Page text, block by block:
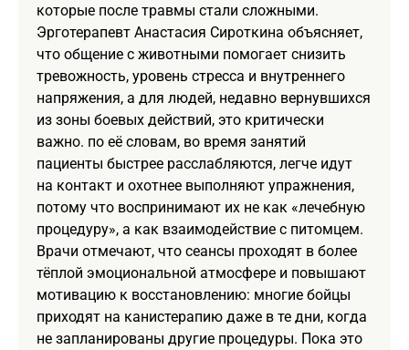
которые после травмы стали сложными.
Эрготерапевт Анастасия Сироткина объясняет,
что общение с животными помогает снизить
тревожность, уровень стресса и внутреннего
напряжения, а для людей, недавно вернувшихся
из зоны боевых действий, это критически
важно. по её словам, во время занятий
пациенты быстрее расслабляются, легче идут
на контакт и охотнее выполняют упражнения,
потому что воспринимают их не как «лечебную
процедуру», а как взаимодействие с питомцем.
Врачи отмечают, что сеансы проходят в более
тёплой эмоциональной атмосфере и повышают
мотивацию к восстановлению: многие бойцы
приходят на канистерапию даже в те дни, когда
не запланированы другие процедуры. Пока это